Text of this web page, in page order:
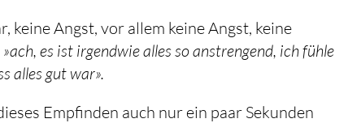
keine Angst, vor allem keine Angst, keine
»ach, es ist irgendwie alles so anstrengend, ich fühle
alles gut war».
Empfinden auch nur ein paar Sekunden